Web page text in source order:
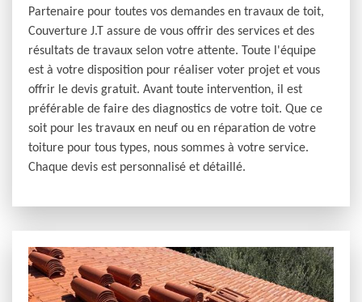
Partenaire pour toutes vos demandes en travaux de toit,
Couverture J.T assure de vous offrir des services et des
résultats de travaux selon votre attente. Toute l'équipe
est à votre disposition pour réaliser voter projet et vous
offrir le devis gratuit. Avant toute intervention, il est
préférable de faire des diagnostics de votre toit. Que ce
soit pour les travaux en neuf ou en réparation de votre
toiture pour tous types, nous sommes à votre service.
Chaque devis est personnalisé et détaillé.